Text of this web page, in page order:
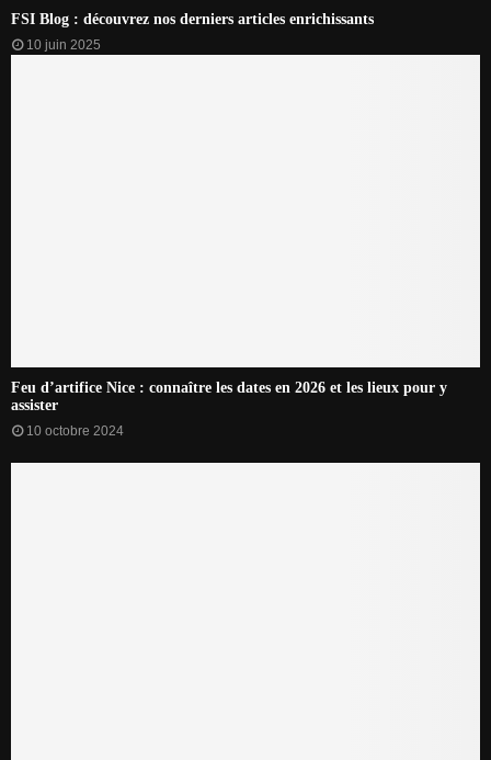
FSI Blog : découvrez nos derniers articles enrichissants
10 juin 2025
Feu d’artifice Nice : connaître les dates en 2026 et les lieux pour y
assister
10 octobre 2024